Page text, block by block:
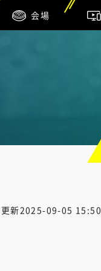
会場
新2025-09-05 15:50